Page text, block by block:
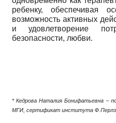
ребенку, обеспечивая
возможность активных
и удовлетворение
безопасности, любви.
* Кедрова Наталия Бонифатьевна –
МГИ, сертификат института